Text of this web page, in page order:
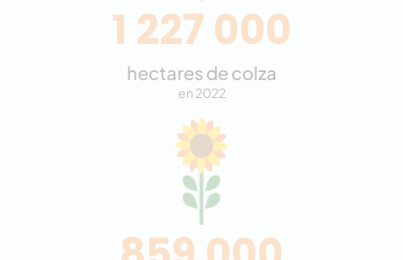
1 227 000
hectares de colza
en 2022